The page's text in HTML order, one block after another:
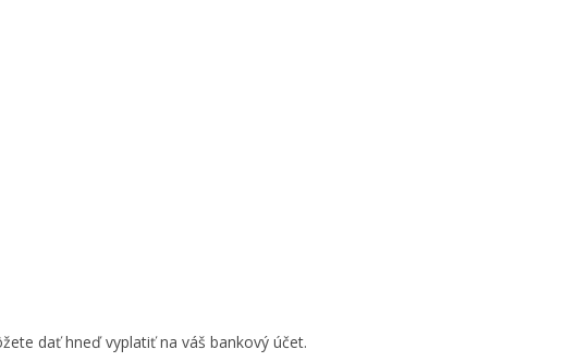
dať hneď vyplatiť na váš bankový účet.